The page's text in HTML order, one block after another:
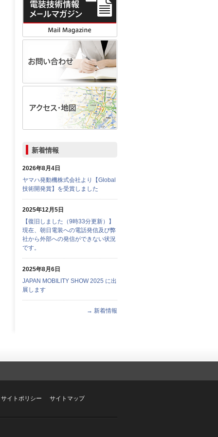
新着情報
2026年8月4日
ヤマハ発動機株式会社より【Global
技術開発賞】を受賞しました
2025年12月5日
【復旧しました（9時33分更新）】
現在、朝日電装への電話発信及び弊
社から外部への発信ができない状況
です。
2025年8月6日
JAPAN MOBILITY SHOW 2025 に出
展します
→ 新着情報
サイトポリシー サイトマップ